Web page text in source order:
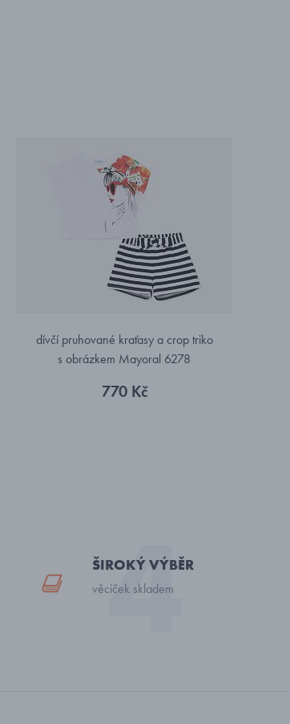
dívčí pruhované kraťasy a crop triko
s obrázkem Mayoral 6278
770 Kč
ŠIROKÝ VÝBĚR
věciček skladem